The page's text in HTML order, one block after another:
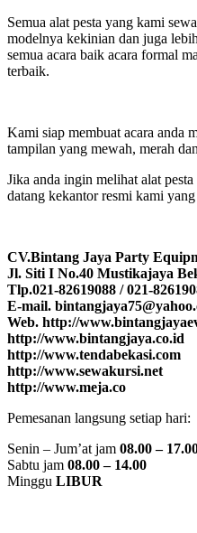
Semua alat pesta yang kami
modelnya kekinian dan juga
semua acara baik acara formal
terbaik.
Kami siap membuat acara anda
tampilan yang mewah, merah
Jika anda ingin melihat alat
datang kekantor resmi kami
CV.Bintang Jaya Party
Jl. Siti I No.40 Mustikajaya
Tlp.021-82619088 / 021-
E-mail.
Web. http://
http://www.bintangjaya.co.id
http://www.tendabekasi.com
http://www.sewakursi.net
http://www.meja.co
Pemesanan langsung setiap hari:
Senin – Jum’at jam 08.00 –
Sabtu jam 08.00 – 14.00
Minggu LIBUR